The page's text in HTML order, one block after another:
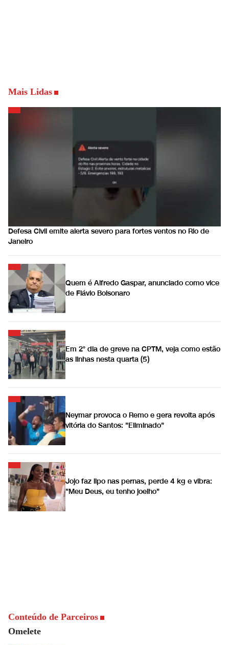
Mais Lidas
Defesa Civil emite alerta severo para fortes ventos no Rio de
Janeiro
Quem é Alfredo Gaspar, anunciado como vice
de Flávio Bolsonaro
Em 2° dia de greve na CPTM, veja como estão
as linhas nesta quarta (5)
Neymar provoca o Remo e gera revolta após
vitória do Santos: "Eliminado"
Jojo faz lipo nas pernas, perde 4 kg e vibra:
"Meu Deus, eu tenho joelho"
Conteúdo de Parceiros
Omelete